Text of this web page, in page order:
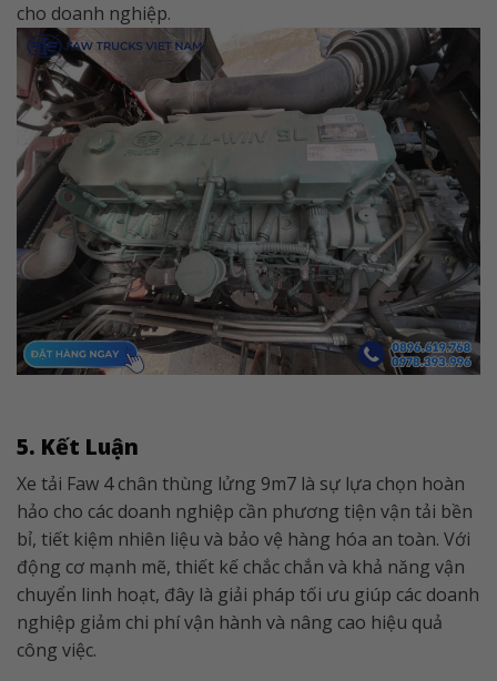
cho doanh nghiệp.
5. Kết Luận
Xe tải Faw 4 chân thùng lửng 9m7 là sự lựa chọn hoàn
hảo cho các doanh nghiệp cần phương tiện vận tải bền
bỉ, tiết kiệm nhiên liệu và bảo vệ hàng hóa an toàn. Với
động cơ mạnh mẽ, thiết kế chắc chắn và khả năng vận
chuyển linh hoạt, đây là giải pháp tối ưu giúp các doanh
nghiệp giảm chi phí vận hành và nâng cao hiệu quả
công việc.